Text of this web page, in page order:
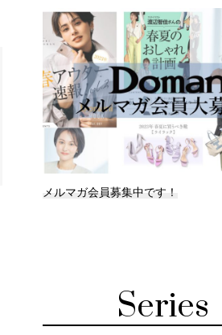
メルマガ会員募集中です！
Series